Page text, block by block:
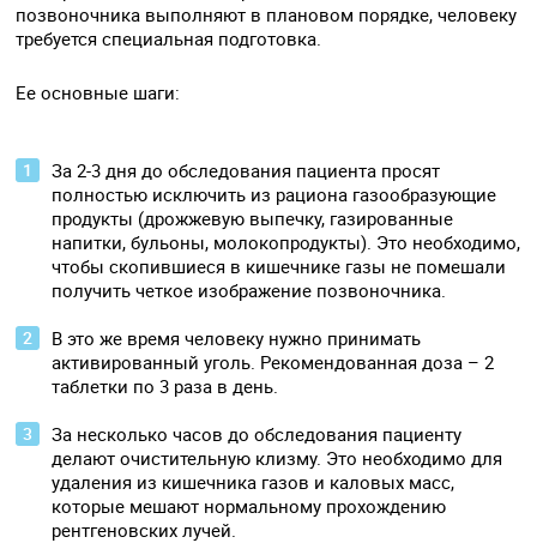
позвоночника выполняют в плановом порядке, человеку
требуется специальная подготовка.
Ее основные шаги:
За 2-3 дня до обследования пациента просят
полностью исключить из рациона газообразующие
продукты (дрожжевую выпечку, газированные
напитки, бульоны, молокопродукты). Это необходимо,
чтобы скопившиеся в кишечнике газы не помешали
получить четкое изображение позвоночника.
В это же время человеку нужно принимать
активированный уголь. Рекомендованная доза – 2
таблетки по 3 раза в день.
За несколько часов до обследования пациенту
делают очистительную клизму. Это необходимо для
удаления из кишечника газов и каловых масс,
которые мешают нормальному прохождению
рентгеновских лучей.